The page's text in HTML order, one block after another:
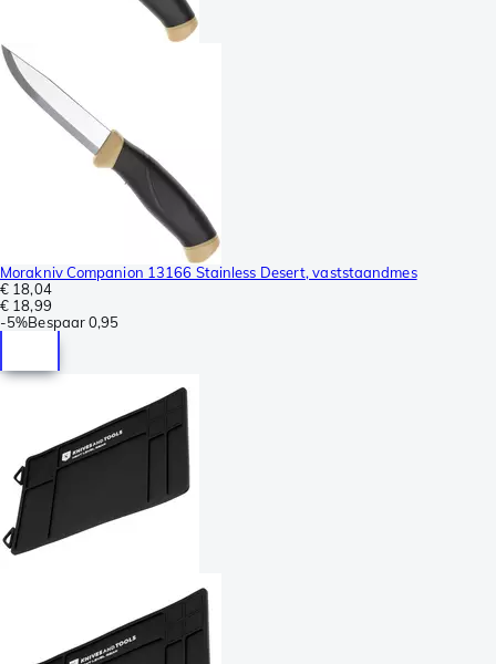
Morakniv Companion 13166 Stainless Desert, vaststaandmes
€ 18,04
€ 18,99
-5%Bespaar0,95